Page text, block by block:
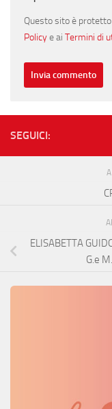
Questo sito è protetto
Policye ai Termini di
SEGUICI:
ELISABETTA
G.e